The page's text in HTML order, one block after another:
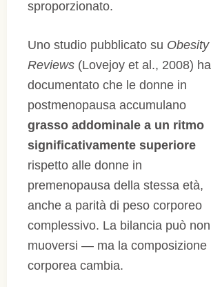
sproporzionato.
Uno studio pubblicato su Obesity
Reviews (Lovejoy et al., 2008) ha
documentato che le donne in
postmenopausa accumulano
grasso addominale a un ritmo
significativamente superiore
rispetto alle donne in
premenopausa della stessa età,
anche a parità di peso corporeo
complessivo. La bilancia può non
muoversi — ma la composizione
corporea cambia.